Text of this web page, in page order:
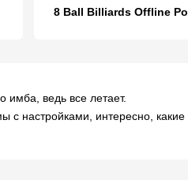
8 Ball Billiards Offline
имба, ведь все летает.
с настройками, интересно, какие